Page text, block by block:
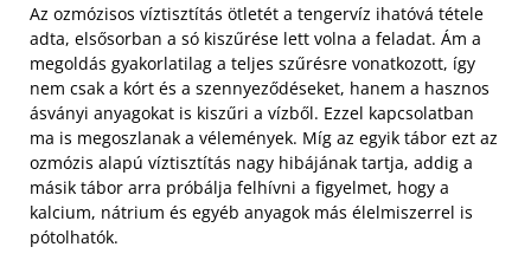
Az ozmózisos víztisztítás ötletét a tengervíz ihatóvá tétele
adta, elsősorban a só kiszűrése lett volna a feladat. Ám a
megoldás gyakorlatilag a teljes szűrésre vonatkozott, így
nem csak a kórt és a szennyeződéseket, hanem a hasznos
ásványi anyagokat is kiszűri a vízből. Ezzel kapcsolatban
ma is megoszlanak a vélemények. Míg az egyik tábor ezt az
ozmózis alapú víztisztítás nagy hibájának tartja, addig a
másik tábor arra próbálja felhívni a figyelmet, hogy a
kalcium, nátrium és egyéb anyagok más élelmiszerrel is
pótolhatók.